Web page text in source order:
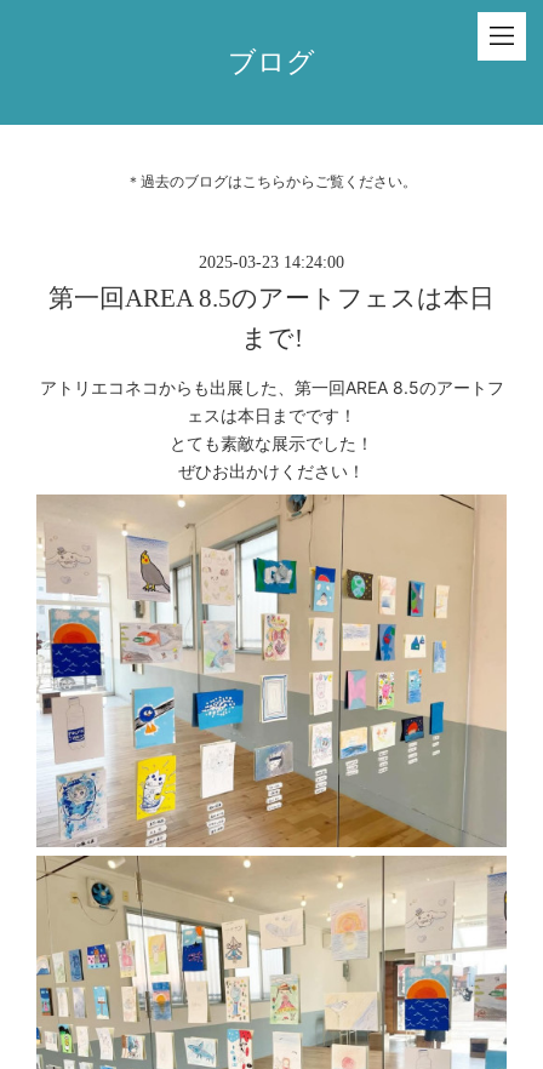
ブログ
＊過去のブログはこちらからご覧ください。
2025-03-23 14:24:00
第一回AREA 8.5のアートフェスは本日
まで!
アトリエコネコからも出展した、第一回AREA 8.5のアートフ
ェスは本日までです！
とても素敵な展示でした！
ぜひお出かけください！